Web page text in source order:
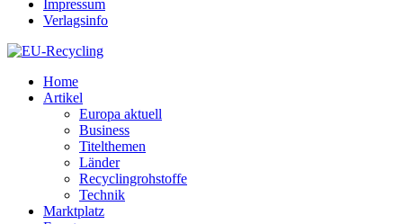
Impressum
Verlagsinfo
Home
Artikel
Europa aktuell
Business
Titelthemen
Länder
Recyclingrohstoffe
Technik
Marktplatz